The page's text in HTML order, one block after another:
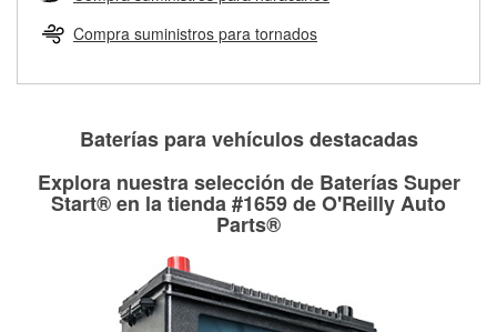
Herramientas de O'Reilly
pueden ser reutilizados, podemos ayudarte a encontrar las
partes de reemplazo correctas para tu reparación.
Rectificación de tambores y discos de freno
Compra suministros para tornados
Baterías para vehículos destacadas
Explora nuestra selección de Baterías Super
Start® en la tienda #1659 de O'Reilly Auto
Parts®